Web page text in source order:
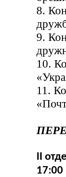
8.
9.
10.
11.
II
17:00